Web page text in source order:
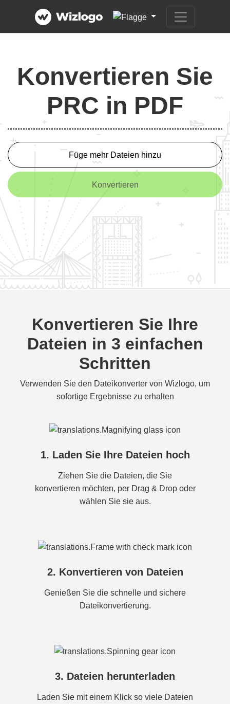
Konvertieren Sie
PRC in PDF
Füge mehr Dateien hinzu
Konvertieren
Konvertieren Sie Ihre
Dateien in 3 einfachen
Schritten
Verwenden Sie den Dateikonverter von Wizlogo, um
sofortige Ergebnisse zu erhalten
1. Laden Sie Ihre Dateien hoch
Ziehen Sie die Dateien, die Sie
konvertieren möchten, per Drag & Drop oder
wählen Sie sie aus.
2. Konvertieren von Dateien
Genießen Sie die schnelle und sichere
Dateikonvertierung.
3. Dateien herunterladen
Laden Sie mit einem Klick so viele Dateien